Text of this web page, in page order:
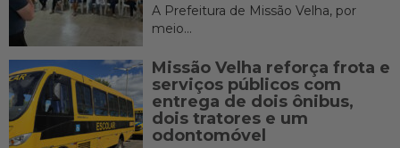
A Prefeitura de Missão Velha, por
meio...
Missão Velha reforça frota e
serviços públicos com
entrega de dois ônibus,
dois tratores e um
odontomóvel